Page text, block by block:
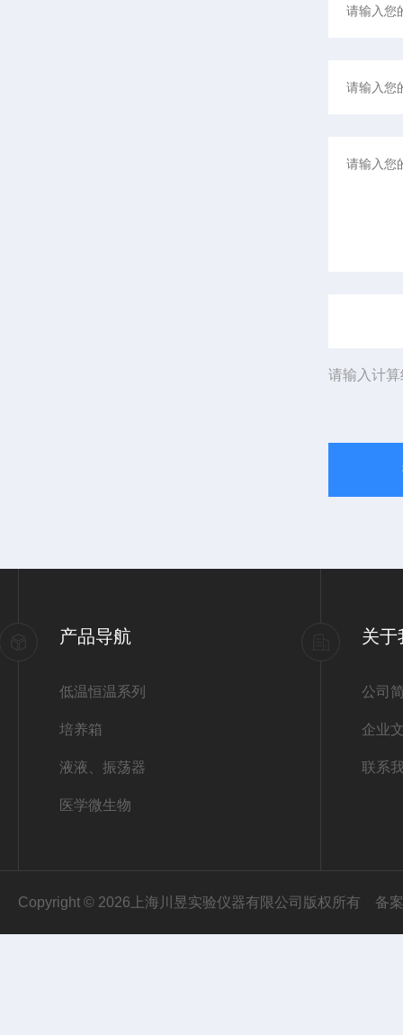
请输入计
产品导航
低温恒温系列
培养箱
液液、振荡器
医学微生物
关于
公司
企业
联系
Copyright © 2026上海川昱实验仪器有限公司版权所有 备